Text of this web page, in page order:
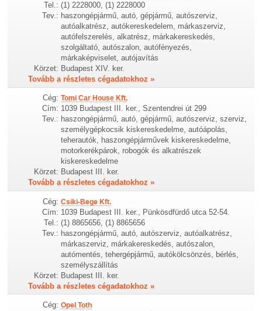
Tel.: (1) 2228000, (1) 2228000
Tev.: haszongépjármű, autó, gépjármű, autószerviz,
autóalkatrész, autókereskedelem, márkaszerviz,
autófelszerelés, alkatrész, márkakereskedés,
szolgáltató, autószalon, autófényezés,
márkaképviselet, autójavítás
Körzet: Budapest XIV. ker.
Tovább a részletes cégadatokhoz »
Cég: Tomi Car House Kft.
Cím: 1039 Budapest III. ker., Szentendrei út 299
Tev.: haszongépjármű, autó, gépjármű, autószerviz, szerviz,
személygépkocsik kiskereskedelme, autóápolás,
teherautók, haszongépjárművek kiskereskedelme,
motorkerékpárok, robogók és alkatrészek
kiskereskedelme
Körzet: Budapest III. ker.
Tovább a részletes cégadatokhoz »
Cég: Csiki-Bege Kft.
Cím: 1039 Budapest III. ker., Pünkösdfürdő utca 52-54.
Tel.: (1) 8865656, (1) 8865656
Tev.: haszongépjármű, autó, autószerviz, autóalkatrész,
márkaszerviz, márkakereskedés, autószalon,
autómentés, tehergépjármű, autókölcsönzés, bérlés,
személyszállítás
Körzet: Budapest III. ker.
Tovább a részletes cégadatokhoz »
Cég: Opel Toth